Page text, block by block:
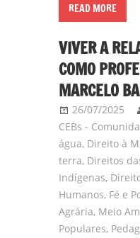
READ MORE
VIVER A
COMO
MARCELO
26/07/2025
CEBs -
água, Direito à
terra, Direitos
Indígenas,
Humanos, Fé e
Agrária, Meio
Populares,